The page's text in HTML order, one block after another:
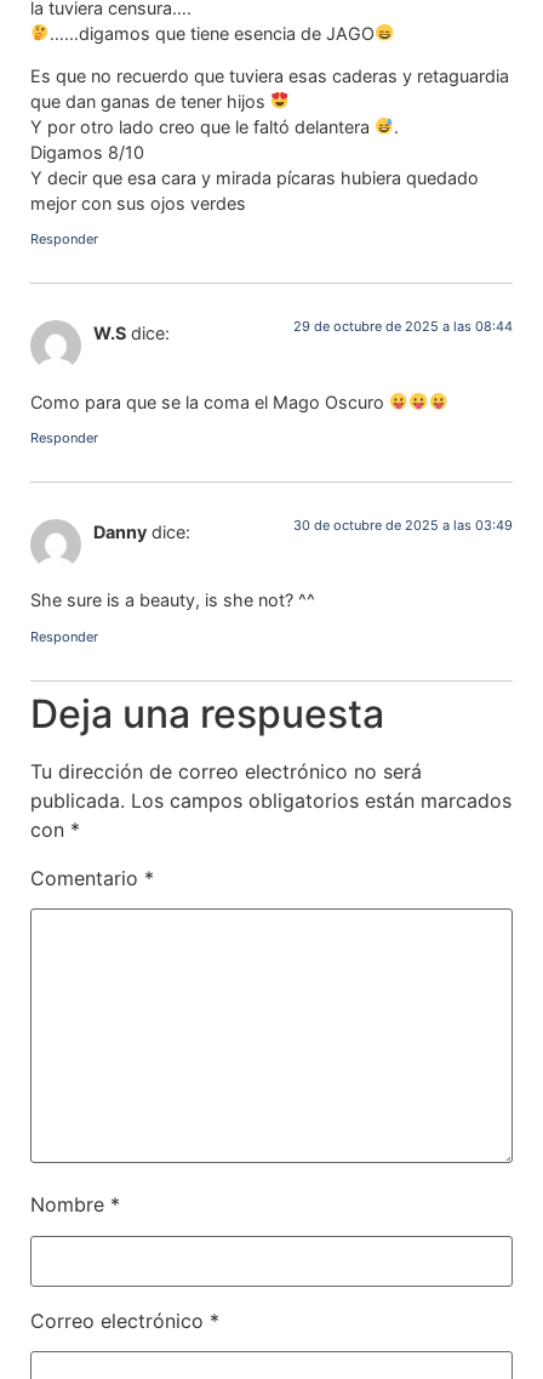
la tuviera censura….
……digamos que tiene esencia de JAGO
Es que no recuerdo que tuviera esas caderas y retaguardia
que dan ganas de tener hijos
Y por otro lado creo que le faltó delantera
.
Digamos 8/10
Y decir que esa cara y mirada pícaras hubiera quedado
mejor con sus ojos verdes
Responder
W.S dice: 29 de octubre de 2025 a las 08:44
Como para que se la coma el Mago Oscuro
Responder
Danny dice: 30 de octubre de 2025 a las 03:49
She sure is a beauty, is she not? ^^
Responder
Deja una respuesta
Tu dirección de correo electrónico no será
publicada. Los campos obligatorios están marcados
con *
Comentario *
Nombre *
Correo electrónico *